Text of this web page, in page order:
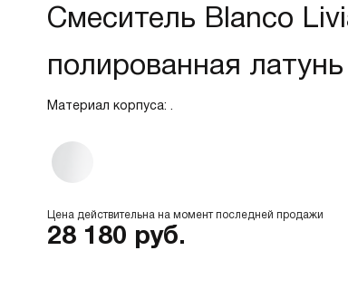
Смеситель Blanco
полированная
Материал корпуса: .
Цена действительна на момент последней продажи
28 180 руб.